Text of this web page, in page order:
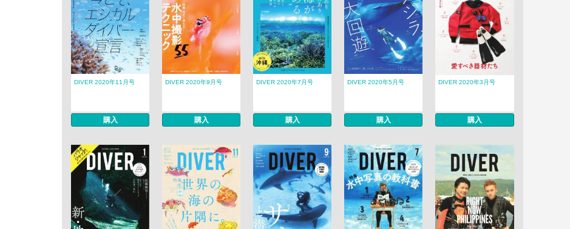
DIVER 2020年11月号
購入
DIVER 2020年9月号
購入
DIVER 2020年7月号
購入
DIVER 2020年5月号
購入
DIVER 2020年3月号
購入